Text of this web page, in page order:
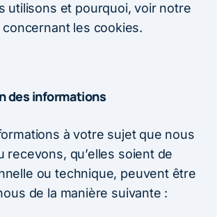
utilisons et pourquoi, voir notre
concernant les cookies.
des informations
à votre sujet que nous
recevons, qu’elles soient de
ou technique, peuvent être
de la manière suivante :